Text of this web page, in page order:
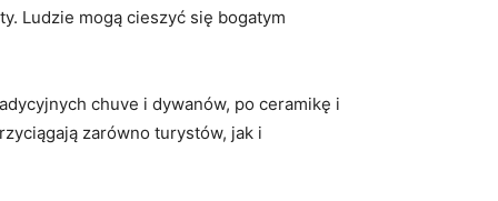
Ludzie mogą ​cieszyć się bogatym
chuve i⁣ dywanów, po ceramikę i
zarówno turystów, jak i⁤